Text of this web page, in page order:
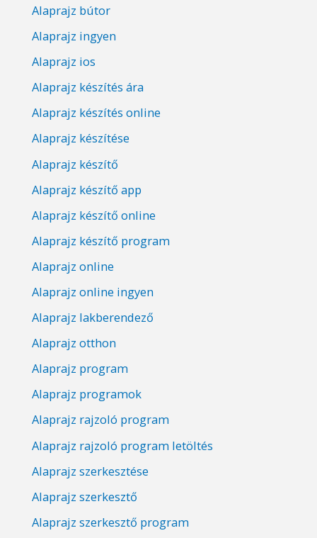
Alaprajz bútor
Alaprajz ingyen
Alaprajz ios
Alaprajz készítés ára
Alaprajz készítés online
Alaprajz készítése
Alaprajz készítő
Alaprajz készítő app
Alaprajz készítő online
Alaprajz készítő program
Alaprajz online
Alaprajz online ingyen
Alaprajz lakberendező
Alaprajz otthon
Alaprajz program
Alaprajz programok
Alaprajz rajzoló program
Alaprajz rajzoló program letöltés
Alaprajz szerkesztése
Alaprajz szerkesztő
Alaprajz szerkesztő program